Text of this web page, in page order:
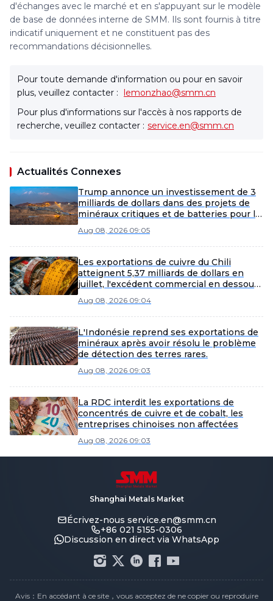
d'échanges avec le marché et en s'appuyant sur le modèle
de base de données interne de SMM. Ils sont fournis à titre
indicatif uniquement et ne constituent pas des
recommandations décisionnelles.
Pour toute demande d'information ou pour en savoir
plus, veuillez contacter : lemonzhao@smm.cn
Pour plus d'informations sur l'accès à nos rapports de
recherche, veuillez contacter : service.en@smm.cn
Actualités Connexes
Trump annonce un investissement de 3
milliards de dollars dans des projets de
minéraux critiques et de batteries pour la
Aug 08, 2026 09:05
Les exportations de cuivre du Chili
atteignent 5,37 milliards de dollars en
juillet, l'excédent commercial en dessous
Aug 08, 2026 09:04
L'Indonésie reprend ses exportations de
minéraux après avoir résolu le problème
de détection des terres rares.
Aug 08, 2026 09:03
La RDC interdit les exportations de
concentrés de cuivre et de cobalt, les
entreprises chinoises non affectées
Aug 08, 2026 09:03
Shanghai Metals Market
Écrivez-nous service.en@smm.cn
+86 021 5155-0306
Discussion en direct via WhatsApp
Avis：En accédant à ce site，vous acceptez de ne copier ou reproduire